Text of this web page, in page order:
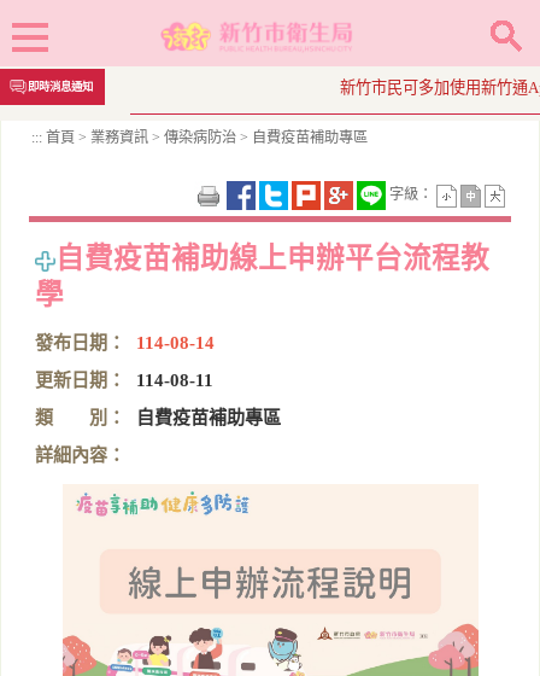
跳
到
即時消息通知 新竹市民可多加使用新竹通
::: 首頁 > 業務資訊 > 傳染病防治 > 自費疫苗補助專區
字級：
自費疫苗補助線上申辦平台流程教
學
發布日期：
114-08-14
更新日期：
114-08-11
類 別：
自費疫苗補助專區
詳細內容：